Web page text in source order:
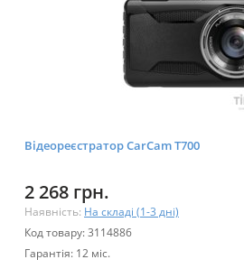
Відеореєстратор CarCam T700
2 268 грн.
Наявність: На складі (1-3 дні)
Код товару: 3114886
Гарантія: 12 міс.